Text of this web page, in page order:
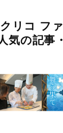
リコ フ
気の記事